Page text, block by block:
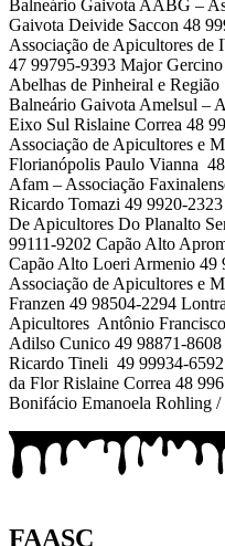
Balneário Gaivota AABG –
Gaivota Deivide Saccon 48
Associação de Apicultores
47 99795-9393 Major
Abelhas de Pinheiral e
Balneário Gaivota Amelsul –
Eixo Sul Rislaine Correa 48
Associação de Apicultores e
Florianópolis Paulo Vianna
Afam – Associação
Ricardo Tomazi 49 9920-
De Apicultores Do Planalto
99111-9202 Capão Alto
Capão Alto Loeri Armenio
Associação de Apicultores e
Franzen 49 98504-2294
Apicultores Antônio
Adilso Cunico 49 98871-
Ricardo Tineli 49 99934-
da Flor Rislaine Correa 48
Bonifácio Emanoela Rohling
FAASC